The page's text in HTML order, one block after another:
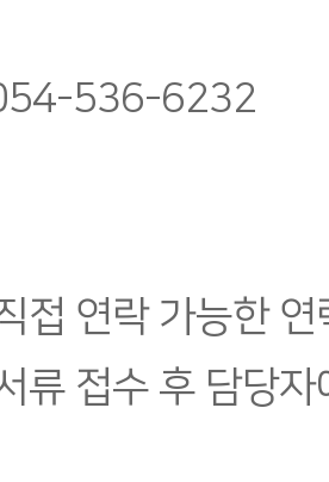
536-6232
접 연락 가능한
류 접수 후 담당